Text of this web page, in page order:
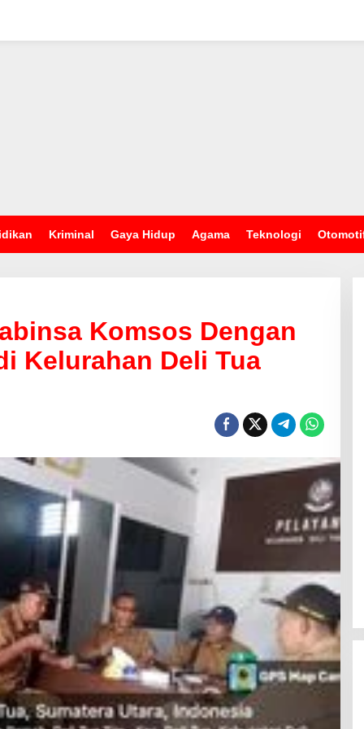
Kriminal Gaya Hidup Agama Teknologi
Komsos Dengan
Kelurahan Deli Tua